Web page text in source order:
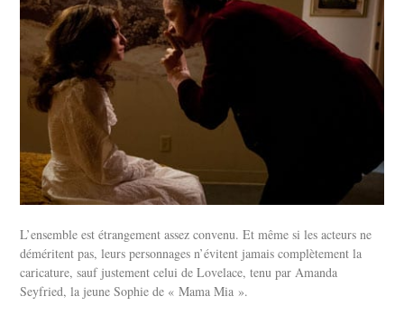
L’ensemble est étrangement assez convenu. Et même si les acteurs ne
déméritent pas, leurs personnages n’évitent jamais complètement la
caricature, sauf justement celui de Lovelace, tenu par Amanda
Seyfried, la jeune Sophie de « Mama Mia ».